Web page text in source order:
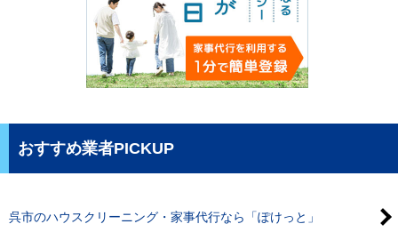
おすすめ業者PICKUP
呉市のハウスクリーニング・家事代行なら「ぽけっと」